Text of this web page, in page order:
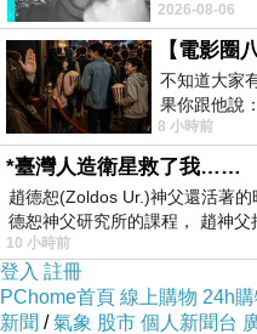
自己不能愛得淋漓盡
奈既生氣也諒解。
她自己也是扼殺真
的她，別人卻以為是真
〔讀後感想〕女人情
撥，是真愛嗎？不，
男人終究不會捨棄原
接近的不要
2026-08-06
不知道大家
果你跟他說
出一種慈祥
8 小時前
*臺灣人造衛星救了我……
趙德恕(Zoldos Ur.)神父還活著
德恕神父研究所的課程， 趙神
10 小時前
登入 註冊
PChome首頁 線上購物 24h
新聞 /氣象 股市 個人新聞台